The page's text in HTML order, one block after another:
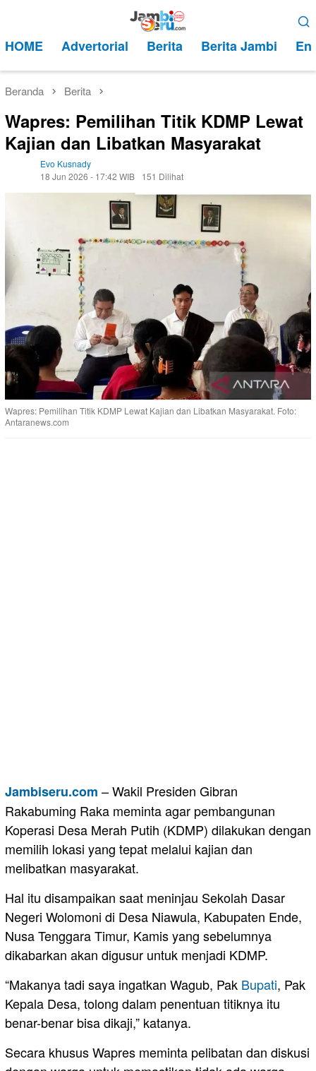
kontenMobile
HOME Advertorial Berita Berita Jambi
Beranda Berita
Wapres: Pemilihan Titik KDMP Lewat
Kajian dan Libatkan Masyarakat
Evo Kusnady
18 Jun 2026 - 17:42 WIB
151 Dilihat
Wapres: Pemilihan Titik KDMP Lewat Kajian dan Libatkan Masyarakat. Foto:
Antaranews.com
Jambiseru.com – Wakil Presiden Gibran
Rakabuming Raka meminta agar pembangunan
Koperasi Desa Merah Putih (KDMP) dilakukan dengan
memilih lokasi yang tepat melalui kajian dan
melibatkan masyarakat.
Hal itu disampaikan saat meninjau Sekolah Dasar
Negeri Wolomoni di Desa Niawula, Kabupaten Ende,
Nusa Tenggara Timur, Kamis yang sebelumnya
dikabarkan akan digusur untuk menjadi KDMP.
“Makanya tadi saya ingatkan Wagub, Pak Bupati, Pak
Kepala Desa, tolong dalam penentuan titiknya itu
benar-benar bisa dikaji,” katanya.
Secara khusus Wapres meminta pelibatan dan diskusi